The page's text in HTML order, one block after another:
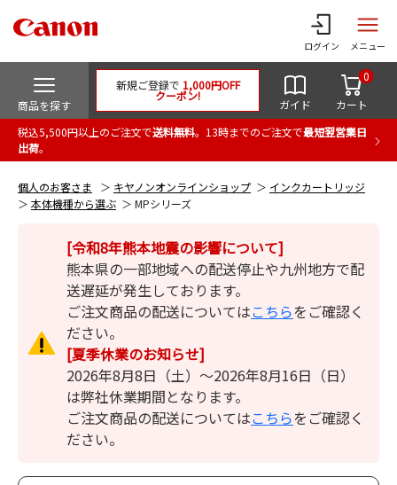
ログイン メニュー
商品を探す
新規ご登録で 1,000円OFF
クーポン!
ガイド カート
0
税込5,500円以上のご注文で送料無料。13時までのご注文で最短翌営業日
出荷。
個人のお客さま キヤノンオンラインショップ
インクカートリッジ
本体機種から選ぶ
MPシリーズ
[令和8年熊本地震の影響について]
熊本県の一部地域への配送停止や九州地方で配
送遅延が発生しております。
ご注文商品の配送についてはこちらをご確認く
ださい。
[夏季休業のお知らせ]
2026年8月8日（土）～2026年8月16日（日）
は弊社休業期間となります。
ご注文商品の配送についてはこちらをご確認く
ださい。